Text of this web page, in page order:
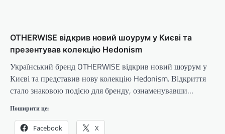
OTHERWISE відкрив новий шоурум у Києві та
презентував колекцію Hedonism
Український бренд OTHERWISE відкрив новий шоурум у
Києві та представив нову колекцію Hedonism. Відкриття
стало знаковою подією для бренду, ознаменувавши…
Поширити це:
Facebook X